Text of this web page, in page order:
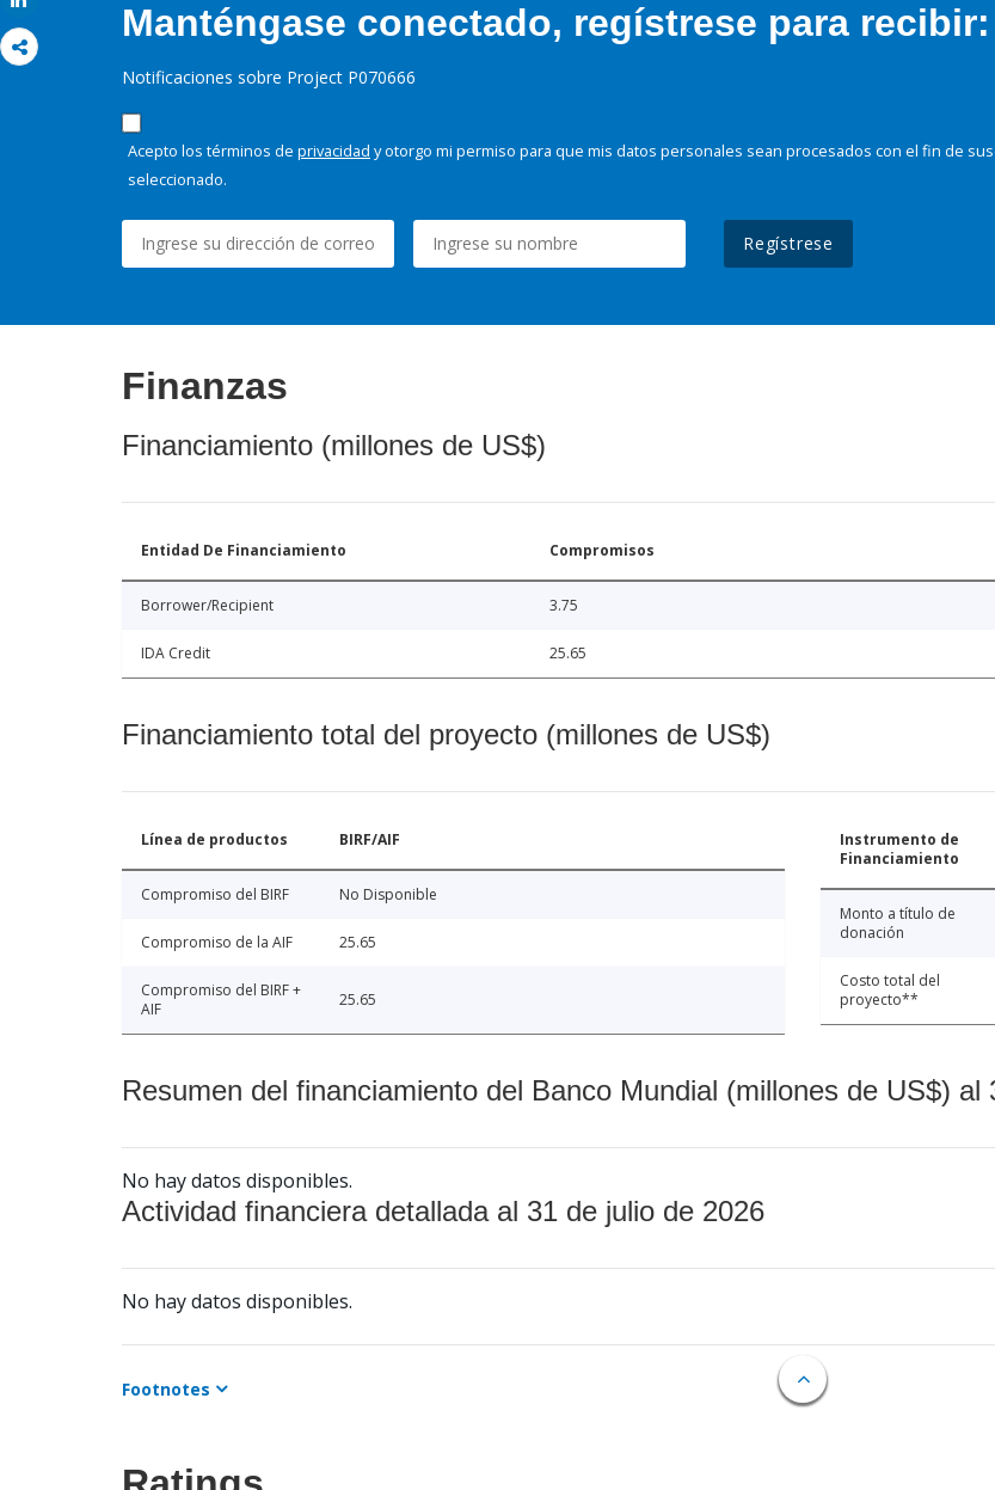
Manténgase conectado, regístrese para recibir:
Notificaciones sobre Project P070666
Acepto los términos de privacidad y otorgo mi permiso para que mis datos personales sean procesados con el fin de
seleccionado.
Regístrese
Finanzas
Financiamiento (millones de US$)
Entidad De Financiamiento Compromisos
Borrower/Recipient 3.75
IDA Credit 25.65
Financiamiento total del proyecto (millones de US$)
Línea de productos BIRF/AIF
Compromiso del BIRF No Disponible
Compromiso de la AIF 25.65
Compromiso del BIRF +
AIF
25.65
Instrumento de
Financiamiento
Monto a título de
donación
Costo total del
proyecto**
Resumen del financiamiento del Banco Mundial (millones de US$) al
No hay datos disponibles.
Actividad financiera detallada al 31 de julio de 2026
No hay datos disponibles.
Footnotes